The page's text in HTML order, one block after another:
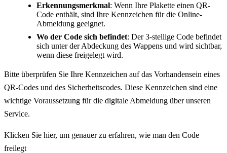
Erkennungsmerkmal: Wenn Ihre Plakette einen QR-
Code enthält, sind Ihre Kennzeichen für die Online-
Abmeldung geeignet.
Wo der Code sich befindet: Der 3-stellige Code befindet
sich unter der Abdeckung des Wappens und wird sichtbar,
wenn diese freigelegt wird.
Bitte überprüfen Sie Ihre Kennzeichen auf das Vorhandensein eines
QR-Codes und des Sicherheitscodes. Diese Kennzeichen sind eine
wichtige Voraussetzung für die digitale Abmeldung über unseren
Service.
Klicken Sie hier, um genauer zu erfahren, wie man den Code
freilegt